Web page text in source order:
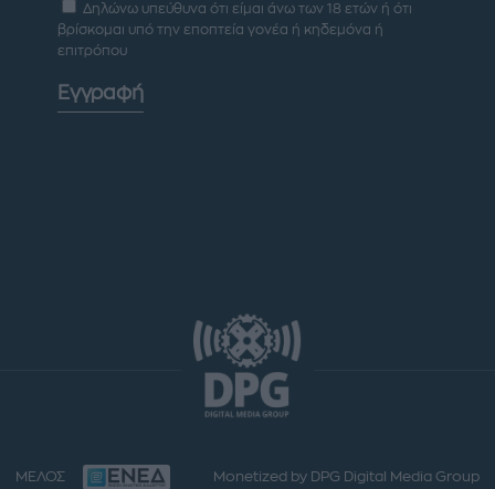
Δηλώνω υπεύθυνα ότι είμαι άνω των 18 ετών ή ότι
βρίσκομαι υπό την εποπτεία γονέα ή κηδεμόνα ή
επιτρόπου
Εγγραφή
ΜΕΛΟΣ Monetized by DPG Digital Media Group